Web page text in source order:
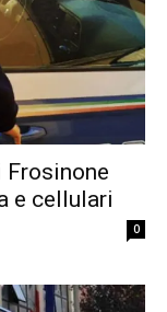
Frosinone
e cellulari
0